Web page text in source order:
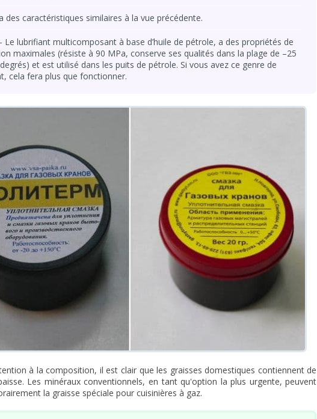
des caractéristiques similaires à la vue précédente.
- Le lubrifiant multicomposant à base d’huile de pétrole, a des propriétés de
maximales (résiste à 90 MPa, conserve ses qualités dans la plage de –25
et est utilisé dans les puits de pétrole. Si vous avez ce genre de
cela fera plus que fonctionner.
à la composition, il est clair que les graisses domestiques contiennent de
Les minéraux conventionnels, en tant qu'option la plus urgente, peuvent
la graisse spéciale pour cuisinières à gaz.